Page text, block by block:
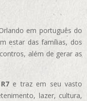
em português do
estar das famílias, dos
além de gerar as
R7e traz em seu vasto
lazer, cultura,